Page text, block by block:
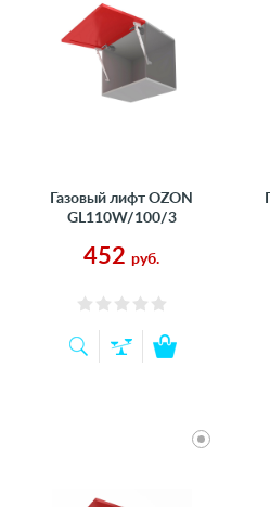
Газовый лифт OZON
GL110W/100/3
452 руб.